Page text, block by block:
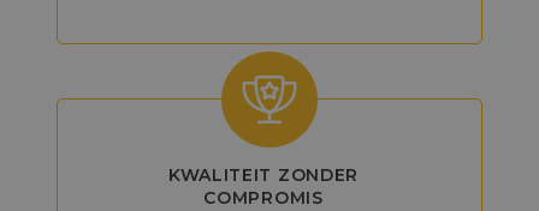
KWALITEIT ZONDER
COMPROMIS